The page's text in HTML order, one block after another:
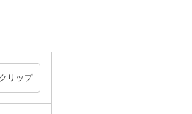
リップ